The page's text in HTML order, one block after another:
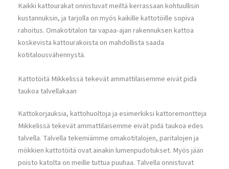
Kaikki kattourakat onnistuvat meiltä kerrassaan kohtuullisin
kustannuksin, ja tarjolla on myös kaikille kattotöille sopiva
rahoitus. Omakotitalon tai vapaa-ajan rakennuksen kattoa
koskevista kattourakoista on mahdollista saada
kotitalousvähennystä.
Kattotöitä Mikkelissä tekevät ammattilaisemme eivät pidä
taukoa talvellakaan
Kattokorjauksia, kattohuoltoja ja esimerkiksi kattoremontteja
Mikkelissä tekevät ammattilaisemme eivät pidä taukoa edes
talvella. Talvella tekemiämme omakotitalojen, paritalojen ja
mökkien kattotöitä ovat ainakin lumenpudotukset. Myös jään
poisto katolta on meille tuttua puuhaa. Talvella onnistuvat